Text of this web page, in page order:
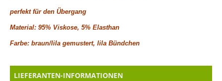
perfekt für den Übergang
Material: 95% Viskose, 5% Elasthan
Farbe: braun/lila gemustert, lila Bündchen
LIEFERANTEN-INFORMATIONEN